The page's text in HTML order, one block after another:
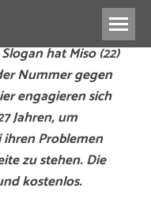
hat Miso (22)
Nummer gegen
engagieren sich
Jahren, um
Problemen
zu stehen. Die
kostenlos.